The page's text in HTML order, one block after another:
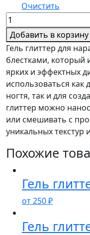
Очистить
Количество
товара
Гель
глиттер
Колор
номер
2
Добавить в корзину
Гель глиттер для
блестками, который
ярких и эффектных
использоваться как
ногтя, так и для
глиттер можно
или смешивать с
уникальных текстур
Похожие
Гель
от250₽
Гель